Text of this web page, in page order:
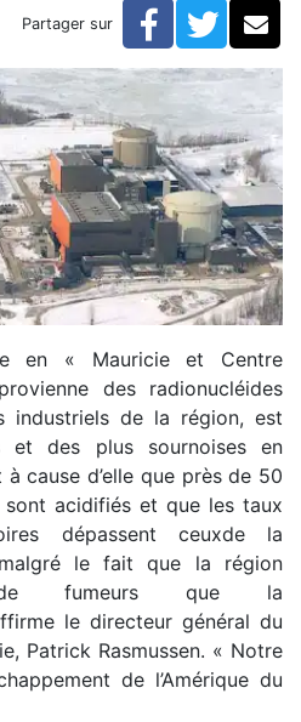
de l’Amérique
Partager sur Facebook
en « Mauricie et Centre
des radionucléides
industriels de la région, est
et des plus sournoises en
à cause d’elle que près de 50
acidifiés et que les taux
dépassent ceuxde la
malgré le fait que la région
fumeurs que la
le directeur général du
Patrick Rasmussen. « Notre
de l’Amérique du